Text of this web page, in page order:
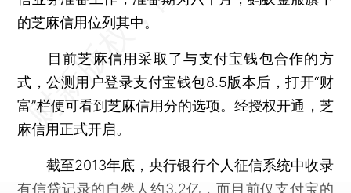
的芝麻信用位列其中。
目前芝麻信用采取了与支付宝钱包合作的方
式，公测用户登录支付宝钱包8.5版本后，打开“财
富”栏便可看到芝麻信用分的选项。经授权开通，芝
麻信用正式开启。
截至2013年底，央行银行个人征信系统中收录
有信贷记录的自然人约3.2亿，而目前仅支付宝的